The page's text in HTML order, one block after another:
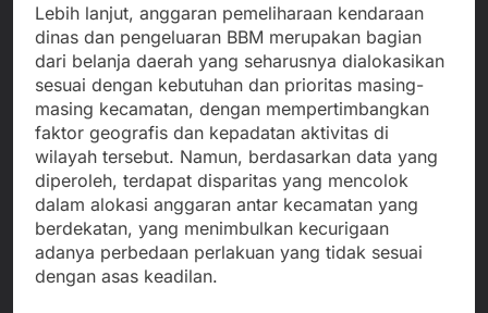
Lebih lanjut, anggaran pemeliharaan kendaraan
dinas dan pengeluaran BBM merupakan bagian
dari belanja daerah yang seharusnya dialokasikan
sesuai dengan kebutuhan dan prioritas masing-
masing kecamatan, dengan mempertimbangkan
faktor geografis dan kepadatan aktivitas di
wilayah tersebut. Namun, berdasarkan data yang
diperoleh, terdapat disparitas yang mencolok
dalam alokasi anggaran antar kecamatan yang
berdekatan, yang menimbulkan kecurigaan
adanya perbedaan perlakuan yang tidak sesuai
dengan asas keadilan.